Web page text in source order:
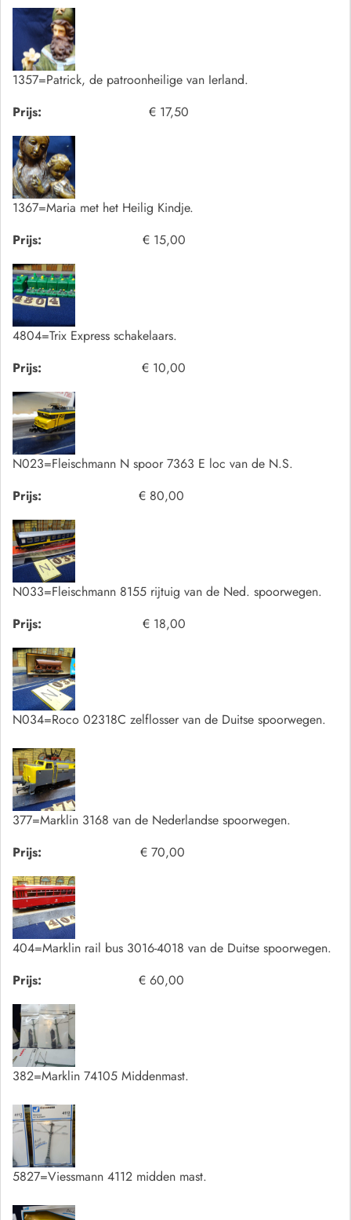
1357=Patrick, de patroonheilige van Ierland.
Prijs:
€ 17,50
1367=Maria met het Heilig Kindje.
Prijs:
€ 15,00
4804=Trix Express schakelaars.
Prijs:
€ 10,00
N023=Fleischmann N spoor 7363 E loc van de N.S.
Prijs:
€ 80,00
N033=Fleischmann 8155 rijtuig van de Ned. spoorwegen.
Prijs:
€ 18,00
N034=Roco 02318C zelflosser van de Duitse spoorwegen.
377=Marklin 3168 van de Nederlandse spoorwegen.
Prijs:
€ 70,00
404=Marklin rail bus 3016-4018 van de Duitse spoorwegen.
Prijs:
€ 60,00
382=Marklin 74105 Middenmast.
5827=Viessmann 4112 midden mast.